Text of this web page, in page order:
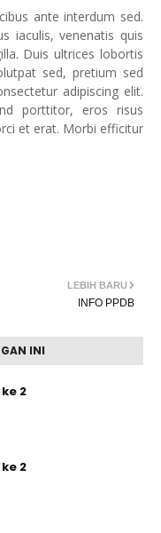
ante interdum sed.
iaculis, venenatis quis
Duis ultrices lobortis
sed, pretium sed
adipiscing elit.
porttitor, eros risus
et erat. Morbi efficitur
LEBIH BARU
INFO PPDB
INI
2
2